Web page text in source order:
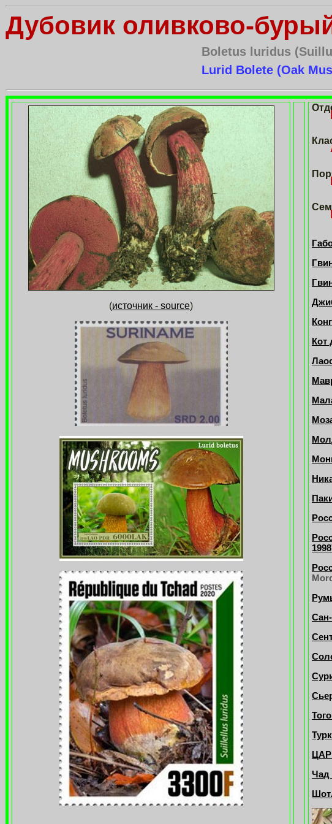
Дубовик оливково-
Boletus luridus
Lurid Bolete (Oak
(источник - source)
Кот
1998
ЦАР
Чад